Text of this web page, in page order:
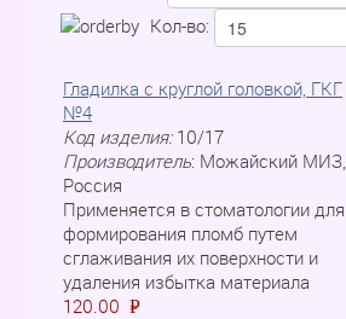
Кол-во:
Гладилка с круглой головкой, ГКГ
№4
Код изделия: 10/17
Производитель: Можайский МИЗ,
Россия
Применяется в стоматологии для
формирования пломб путем
сглаживания их поверхности и
удаления избытка материала
120.00
=
P